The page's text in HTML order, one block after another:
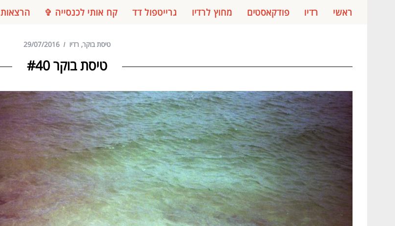
ראשי רדיו פודקאסטים מחוץ לרדיו גרייטפול דד קח אותי לכנסייה ✞ הרצאות
טיסת בוקר, רדיו 29/07/2016
טיסת בוקר #40